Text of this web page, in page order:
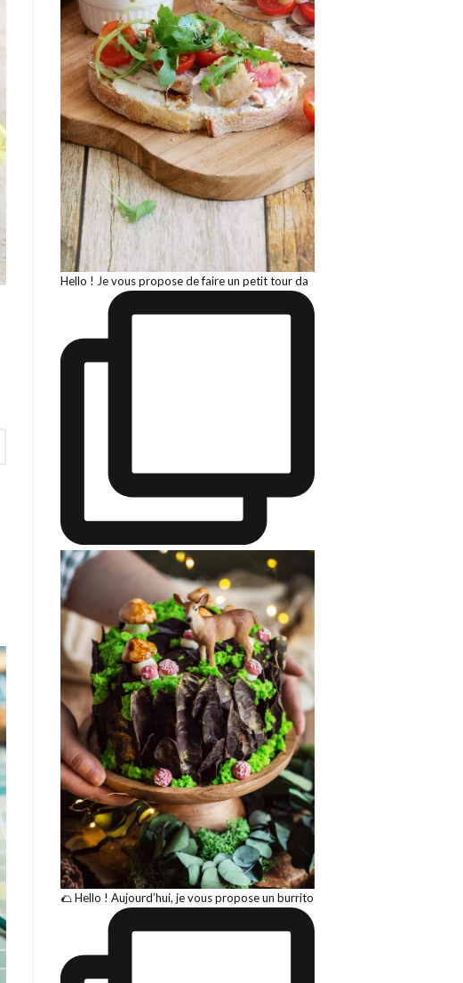
Hello ! Je vous propose de faire un petit tour da
🌮 Hello ! Aujourd’hui, je vous propose un burrito